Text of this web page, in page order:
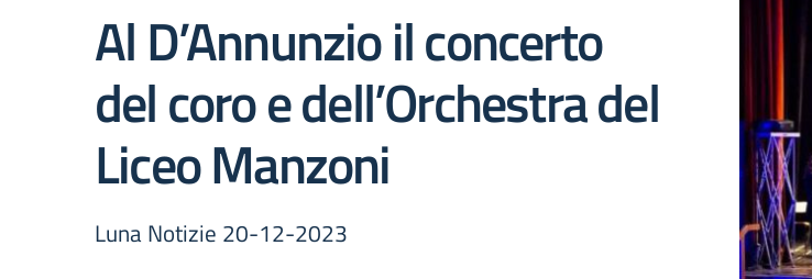
Al D’Annunzio il concerto
del coro e dell’Orchestra del
Liceo Manzoni
Luna Notizie 20-12-2023